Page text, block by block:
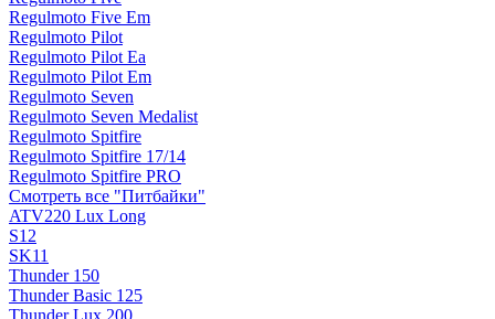
Regulmoto Five Em
Regulmoto Pilot
Regulmoto Pilot Ea
Regulmoto Pilot Em
Regulmoto Seven
Regulmoto Seven Medalist
Regulmoto Spitfire
Regulmoto Spitfire 17/14
Regulmoto Spitfire PRO
Смотреть все "Питбайки"
ATV220 Lux Long
S12
SK11
Thunder 150
Thunder Basic 125